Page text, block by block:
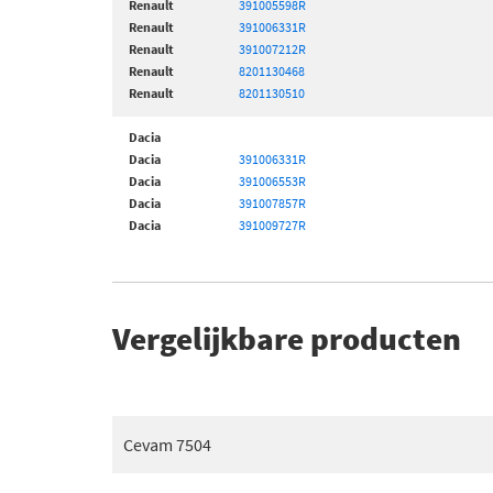
Renault
391005598R
Renault
391006331R
Renault
391007212R
Renault
8201130468
Renault
8201130510
Dacia
Dacia
391006331R
Dacia
391006553R
Dacia
391007857R
Dacia
391009727R
Vergelijkbare producten
Cevam 7504